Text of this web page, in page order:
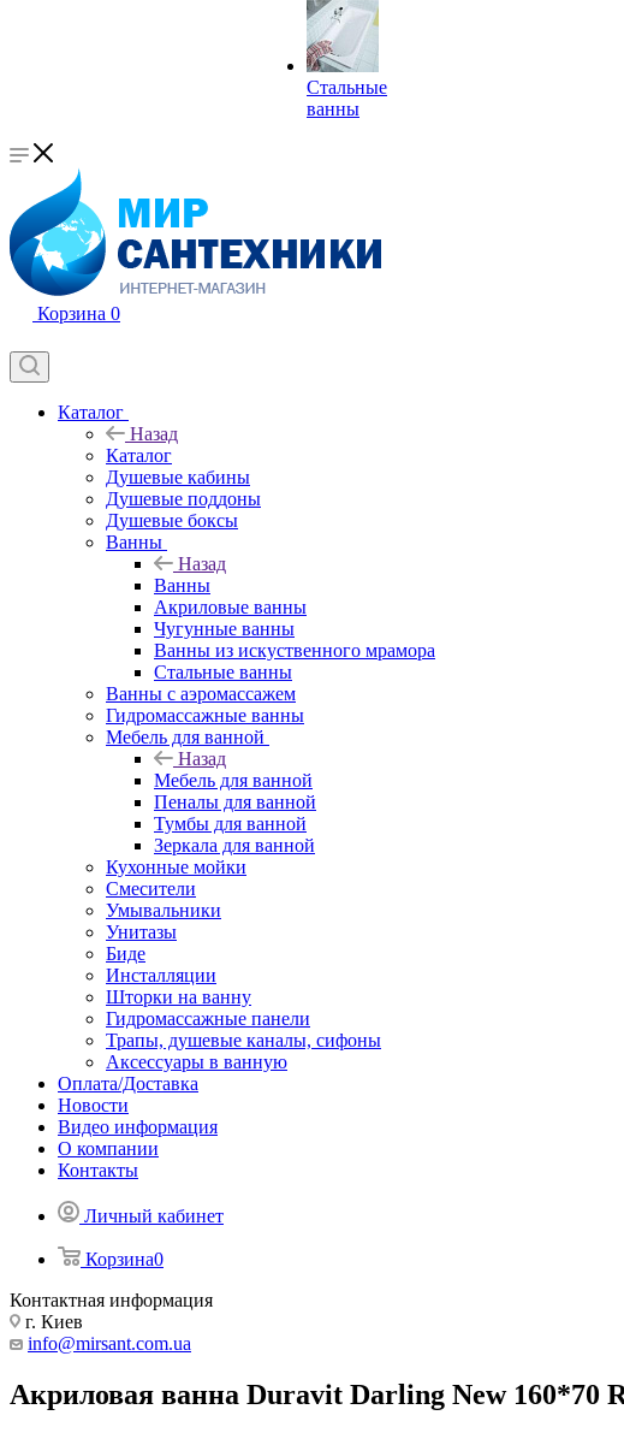
Стальные
ванны
Корзина 0
Каталог
Назад
Каталог
Душевые кабины
Душевые поддоны
Душевые боксы
Ванны
Назад
Ванны
Акриловые ванны
Чугунные ванны
Ванны из искуственного мрамора
Стальные ванны
Ванны с аэромассажем
Гидромассажные ванны
Мебель для ванной
Назад
Мебель для ванной
Пеналы для ванной
Тумбы для ванной
Зеркала для ванной
Кухонные мойки
Смесители
Умывальники
Унитазы
Биде
Инсталляции
Шторки на ванну
Гидромассажные панели
Трапы, душевые каналы, сифоны
Аксессуары в ванную
Оплата/Доставка
Новости
Видео информация
О компании
Контакты
Личный кабинет
Корзина0
Контактная информация
г. Киев
info@mirsant.com.ua
Акриловая ванна Duravit Darling New 160*70